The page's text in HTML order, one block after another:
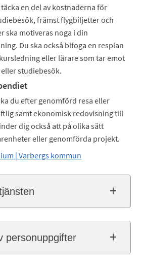
en del av kostnaderna för
främst flygbiljetter och
ska motiveras noga i din
Du ska också bifoga en resplan
eller lärare som tar emot
studiebesök.
du efter genomförd resa eller
samt ekonomisk redovisning till
dig också att på olika sätt
eller genomförda projekt.
| Varbergs kommun
personuppgifter